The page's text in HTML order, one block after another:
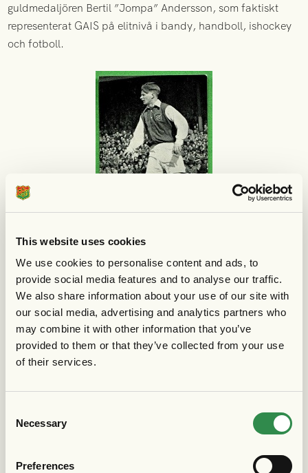
This website uses cookies
We use cookies to personalise content and ads, to
provide social media features and to analyse our traffic.
We also share information about your use of our site with
our social media, advertising and analytics partners who
may combine it with other information that you’ve
provided to them or that they’ve collected from your use
of their services.
Selection
Necessary
Preferences
guldmedaljören Bertil ”Jompa” Andersson, som faktiskt
representerat GAIS på elitnivå i bandy, handboll, ishockey
och fotboll.